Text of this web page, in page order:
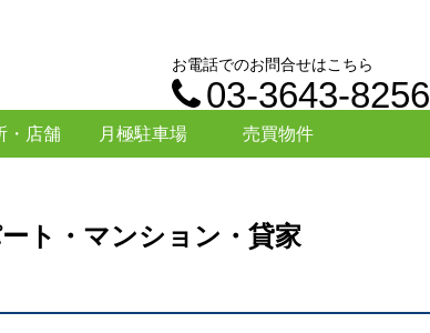
お電話でのお問合せはこちら
03-3643-8256
・店舗 月極駐車場 売買物件
ト・マンション・貸家